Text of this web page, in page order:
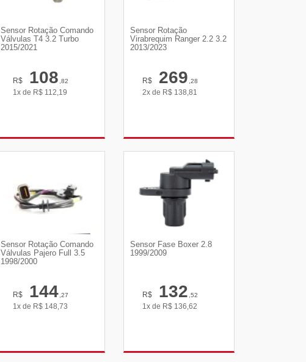
Sensor Rotação Comando
Válvulas T4 3.2 Turbo
2015/2021
R$ 108,82
1x de R$ 112,19
Sensor Rotação
Virabrequim Ranger 2.2 3.2
2013/2023
R$ 269,28
2x de R$ 138,81
Sensor Rotação Comando
Válvulas Pajero Full 3.5
1998/2000
R$ 144,27
1x de R$ 148,73
Sensor Fase Boxer 2.8
1999/2009
R$ 132,52
1x de R$ 136,62